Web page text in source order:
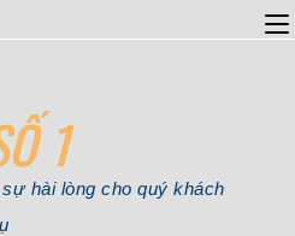
1
hài lòng cho quý khách